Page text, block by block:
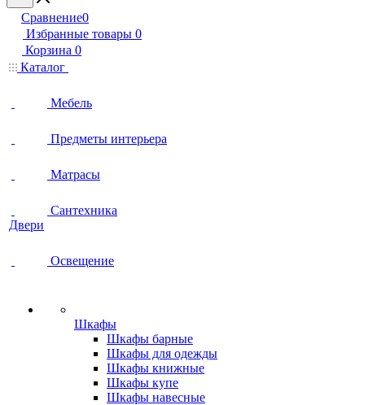
Сравнение0
Избранные товары 0
Корзина 0
Каталог
Мебель
Предметы интерьера
Матрасы
Сантехника
Двери
Освещение
Шкафы
Шкафы барные
Шкафы для одежды
Шкафы книжные
Шкафы купе
Шкафы навесные